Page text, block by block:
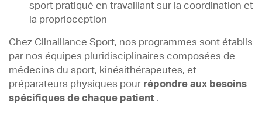
sport pratiqué en travaillant sur la coordination et
la proprioception
Chez Clinalliance Sport, nos programmes sont établis
par nos équipes pluridisciplinaires composées de
médecins du sport, kinésithérapeutes, et
préparateurs physiques pour répondre aux besoins
spécifiques de chaque patient .